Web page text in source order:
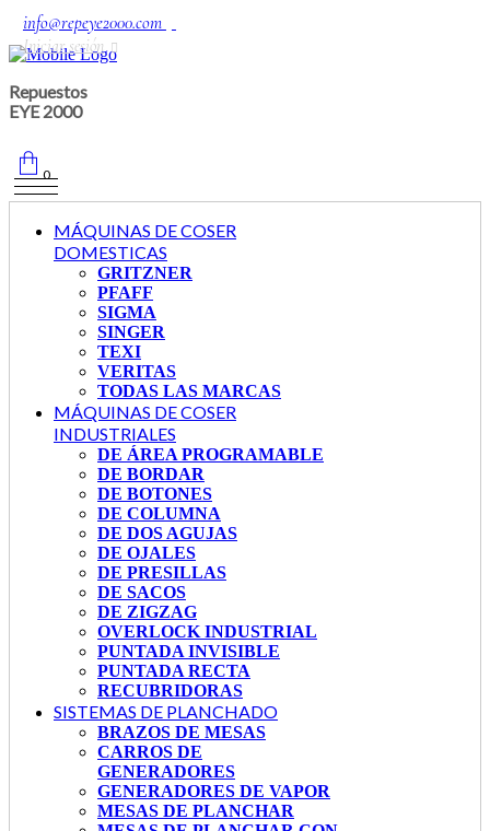
info@repeye2000.com
Iniciar sesión
Repuestos
EYE 2000
0
MÁQUINAS DE COSER
DOMESTICAS
GRITZNER
PFAFF
SIGMA
SINGER
TEXI
VERITAS
TODAS LAS MARCAS
MÁQUINAS DE COSER
INDUSTRIALES
DE ÁREA PROGRAMABLE
DE BORDAR
DE BOTONES
DE COLUMNA
DE DOS AGUJAS
DE OJALES
DE PRESILLAS
DE SACOS
DE ZIGZAG
OVERLOCK INDUSTRIAL
PUNTADA INVISIBLE
PUNTADA RECTA
RECUBRIDORAS
SISTEMAS DE PLANCHADO
BRAZOS DE MESAS
CARROS DE
GENERADORES
GENERADORES DE VAPOR
MESAS DE PLANCHAR